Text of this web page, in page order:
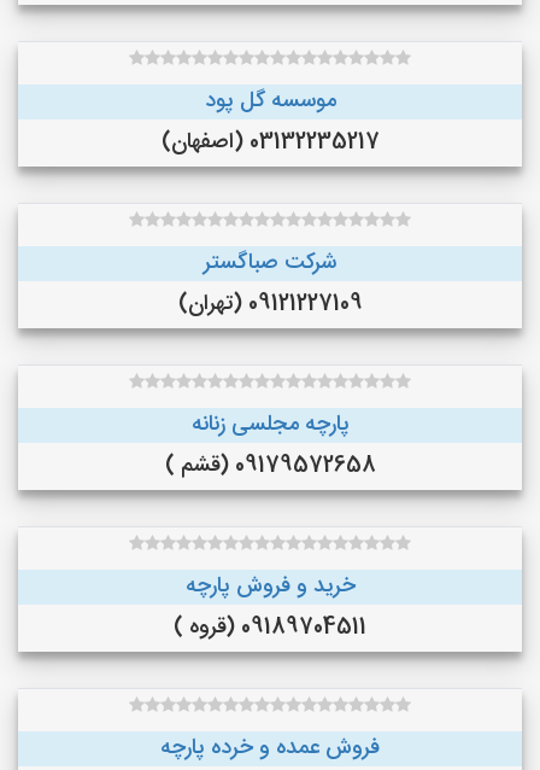
موسسه گل پود
03132235217 (اصفهان)
شرکت صباگستر
09121227109 (تهران)
پارچه مجلسی زنانه
09179572658 (قشم )
خرید و فروش پارچه
09189704511 (قروه )
فروش عمده و خرده پارچه